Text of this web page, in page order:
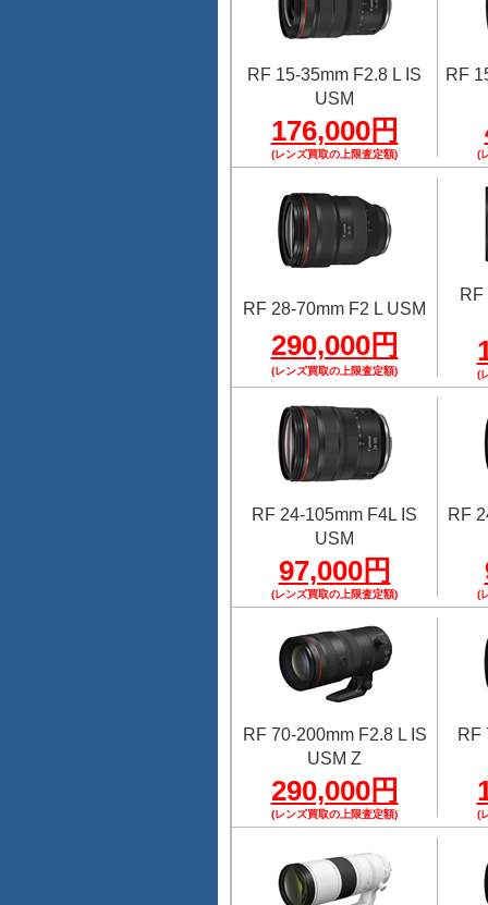
RF 15-35mm F2.8 L IS
USM
176,000円
(レンズ買取の上限査定額)
RF
(
RF 28-70mm F2 L USM
290,000円
(レンズ買取の上限査定額)
RF
(
RF 24-105mm F4L IS
USM
97,000円
(レンズ買取の上限査定額)
RF
(
RF 70-200mm F2.8 L IS
USM Z
290,000円
(レンズ買取の上限査定額)
RF
(